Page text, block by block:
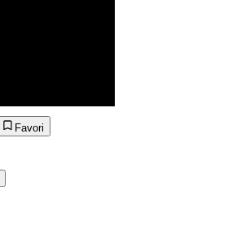
Favori